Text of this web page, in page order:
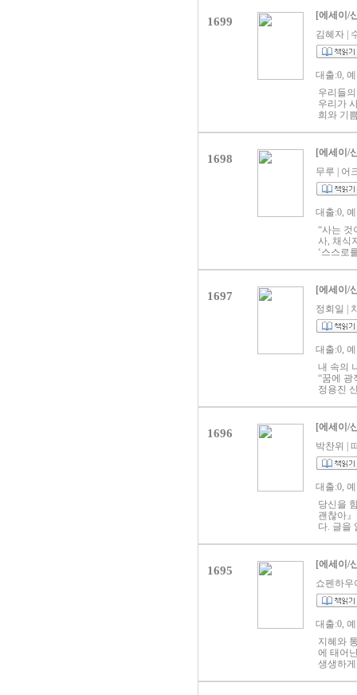
유효한
작은 도
저자는
의 과거
이야기
상 같은
이어지
감을 느
명을 모
연재 글
파트너
들 수 있
그의 레
부담으
밥 요리
받아들
하는 고
한다. 한
어조로
려진 집
1699
[에세이/
김혜자 |
대출:0,
우리들
우리가
희와 기
이지만
다 그것
절망적
음을 생
의 연기
모르든,
뭉클해
1698
[에세이/
무루 | 어
대출:0,
“사는 것
사, 채식
‘스스로
통과 슬
는 진귀
것이 좋
상한 사
으로 살
‘어른들
어보지
다”고 말
위해, ‘
장해온
어쩌면
들을 위
단정히
오며 몇
어른들
이야기
전서평
원하는
태어나
스로는
을 둘러
나가는
과 글로
을 지켜
글에는
지 ‘변수
태어나
속에서
〈태어
는 저자
한 많은
1697
[에세이/
정회일 |
대출:0,
내 속의
“꿈에 광
정용진
원대의
회일 저
전적 성
장 마인
《이제
움들을
어도, 시
고, 자유
많은 분
1696
[에세이/
박찬위 |
대출:0,
당신을
괜찮아
다. 글을
기할 것
1695
[에세이/
쇼펜하우
대출:0,
지혜와
에 태어
생생하